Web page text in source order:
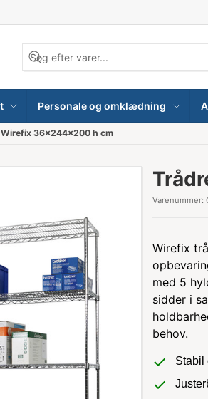
Personale og omklædning
Wirefix 36x244x200 h cm
Varenummer:
Wirefix
med 5
sidder i
behov.
Stabil